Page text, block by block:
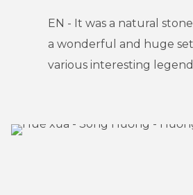
EN - It was a natural
a wonderful and huge
various interesting